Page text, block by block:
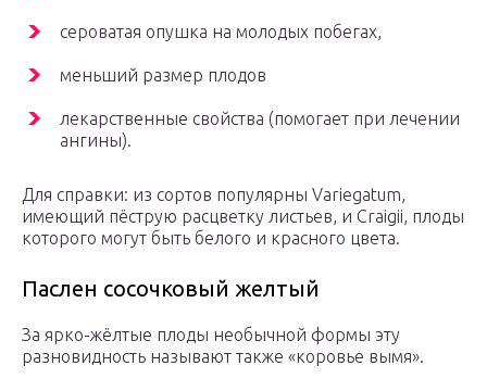
сероватая опушка на молодых побегах,
меньший размер плодов
лекарственные свойства (помогает при лечении
ангины).
Для справки: из сортов популярны Variegatum,
имеющий пёструю расцветку листьев, и Craigii, плоды
которого могут быть белого и красного цвета.
Паслен сосочковый желтый
За ярко-жёлтые плоды необычной формы эту
разновидность называют также «коровье вымя».